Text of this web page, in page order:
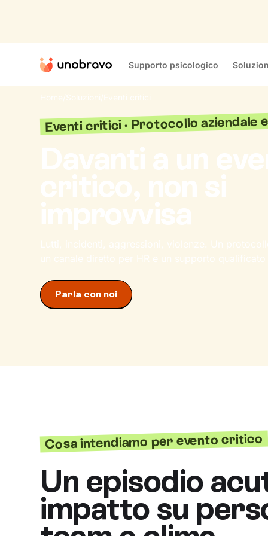
Supporto psicologico
Eventi critici · Protocollo aziendale
Parla con noi
Cosa intendiamo per evento critico
Un episodio
impatto su